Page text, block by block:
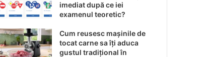
imediat după ce iei
examenul teoretic?
Cum reusesc mașinile de
tocat carne sa îți aduca
gustul tradițional în